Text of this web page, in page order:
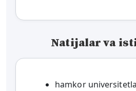
Natijalar va
hamkor